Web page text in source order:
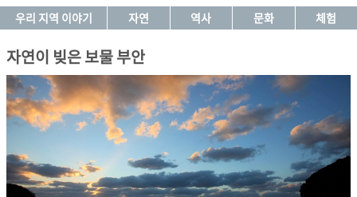
우리 지역 이야기 자연 역사 문화 체험
자연이 빚은 보물 부안